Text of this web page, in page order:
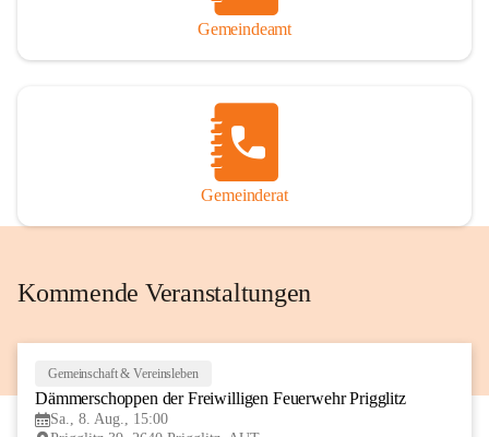
Gemeindeamt
Gemeinderat
Kommende Veranstaltungen
Gemeinschaft & Vereinsleben
Dämmerschoppen der Freiwilligen Feuerwehr Prigglitz
Sa., 8. Aug., 15:00